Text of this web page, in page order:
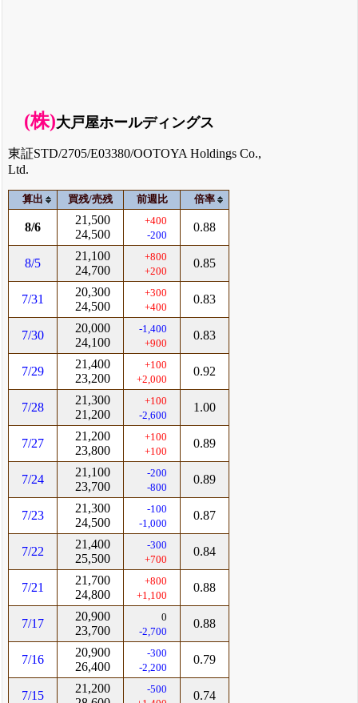
(株)大戸屋ホールディングス
東証STD/2705/E03380/OOTOYA Holdings Co.,
Ltd.
算出 買残/売残 前週比 倍率
8/6
21,500
24,500
+400
-200
0.88
8/5
21,100
24,700
+800
+200
0.85
7/31
20,300
24,500
+300
+400
0.83
7/30
20,000
24,100
-1,400
+900
0.83
7/29
21,400
23,200
+100
+2,000
0.92
7/28
21,300
21,200
+100
-2,600
1.00
7/27
21,200
23,800
+100
+100
0.89
7/24
21,100
23,700
-200
-800
0.89
7/23
21,300
24,500
-100
-1,000
0.87
7/22
21,400
25,500
-300
+700
0.84
7/21
21,700
24,800
+800
+1,100
0.88
7/17
20,900
23,700
0
-2,700
0.88
7/16
20,900
26,400
-300
-2,200
0.79
7/15
21,200
-500
0.74